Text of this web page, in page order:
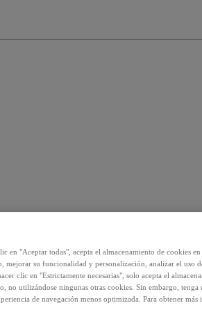
en "Aceptar todas", acepta el almacenamiento de cookies
mejorar su funcionalidad y personalización, analizar el uso
clic en "Estrictamente necesarias", solo acepta el
no utilizándose ningunas otras cookies. Sin embargo, tenga
de navegación menos optimizada. Para obtener más